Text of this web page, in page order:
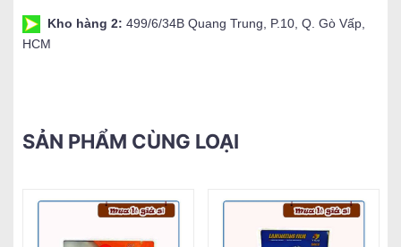
Kho hàng 2: 499/6/34B Quang Trung, P.10, Q. Gò Vấp,
HCM
SẢN PHẨM CÙNG LOẠI